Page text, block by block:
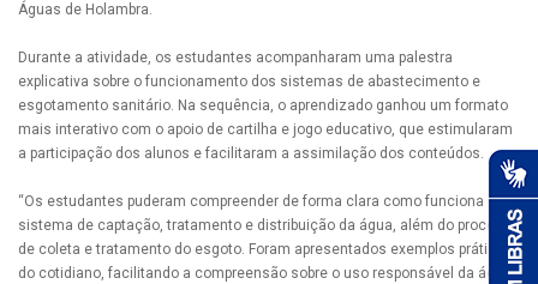
Águas de Holambra.
Durante a atividade, os estudantes acompanharam uma palestra
explicativa sobre o funcionamento dos sistemas de abastecimento e
esgotamento sanitário. Na sequência, o aprendizado ganhou um formato
mais interativo com o apoio de cartilha e jogo educativo, que estimularam
a participação dos alunos e facilitaram a assimilação dos conteúdos.
“Os estudantes puderam compreender de forma clara como funciona o
sistema de captação, tratamento e distribuição da água, além do processo
de coleta e tratamento do esgoto. Foram apresentados exemplos práticos
do cotidiano, facilitando a compreensão sobre o uso responsável da água